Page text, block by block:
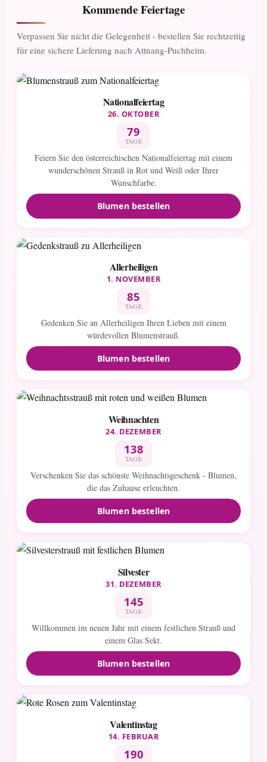
Kommende Feiertage
Verpassen Sie nicht die Gelegenheit - bestellen Sie rechtzeitig
für eine sichere Lieferung nach Attnang-Puchheim.
Nationalfeiertag
26. OKTOBER
79
TAGE
Feiern Sie den österreichischen Nationalfeiertag mit einem
wunderschönen Strauß in Rot und Weiß oder Ihrer
Wunschfarbe.
Blumen bestellen
Allerheiligen
1. NOVEMBER
85
TAGE
Gedenken Sie an Allerheiligen Ihren Lieben mit einem
würdevollen Blumenstrauß.
Blumen bestellen
Weihnachten
24. DEZEMBER
138
TAGE
Verschenken Sie das schönste Weihnachtsgeschenk - Blumen,
die das Zuhause erleuchten.
Blumen bestellen
Silvester
31. DEZEMBER
145
TAGE
Willkommen im neuen Jahr mit einem festlichen Strauß und
einem Glas Sekt.
Blumen bestellen
Valentinstag
14. FEBRUAR
190